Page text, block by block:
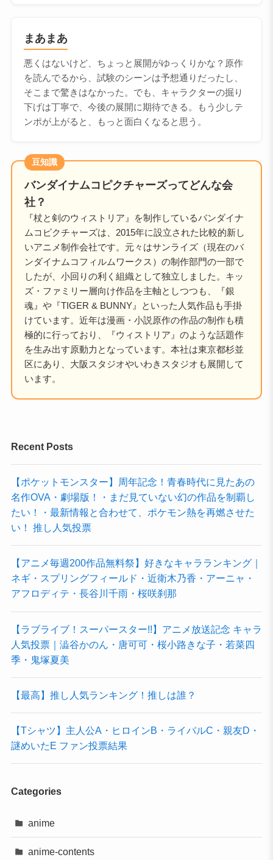
まあまあ
悪くはないけど、ちょっと展開がゆっくりかな？原作
を読んでるから、試験のシーンは予想通りだったし、
そこまで驚きはなかった。でも、キャラクターの掘り
下げは丁寧で、今後の展開に期待できる。もう少しテ
ンポが上がると、もっと面白くなると思う。
豆知識
バンダイナムコピクチャーズってどんな会
社？
『杖と剣のウィストリア』を制作しているバンダイナ
ムコピクチャーズは、2015年に設立された比較的新し
いアニメ制作会社です。元々はサンライズ（現在のバ
ンダイナムコフィルムワークス）の制作部門の一部で
したが、小回りの利く組織として独立しました。キッ
ズ・ファミリー層向け作品を主軸としつつも、『銀
魂』や『TIGER & BUNNY』といった人気作品も手掛
けています。近年は漫画・小説原作の作品の制作も積
極的に行っており、『ウィストリア』のような話題作
を生み出す原動力となっています。本社は東京都杉並
区にあり、大阪スタジオやいわきスタジオも展開して
います。
Recent Posts
【ポケットモンスター】周年記念！青春時代に見たあの
名作OVA・劇場版！・まだ見ていない幻の作品を制覇し
たい！・最新情報と合わせて、ポケモン熱を再燃させた
い！ 推し人気投票
【アニメ毎週200作品無料祭】好きなキャラランキング｜
ネギ・スプリングフィールド・近衛木乃香・アーニャ・
アフロディテ・長谷川千雨・桜咲刹那
【ラブライブ！スーパースター!!】アニメ放送記念 キャラ
人気投票｜澁谷かのん・唐可可・桜小路きな子・若菜四
季・鬼塚夏美
【最高】推し人気ランキング！推しは誰？
【Tシャツ】主人公A・ヒロインB・ライバルC・親友D・
謎めいたE ファン投票結果
Categories
anime
anime-contents